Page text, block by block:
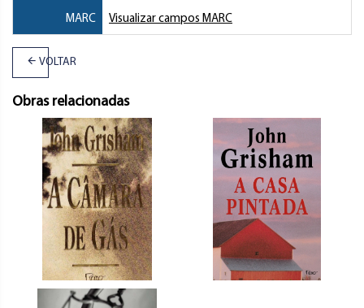
MARC Visualizar campos MARC
VOLTAR
Obras relacionadas